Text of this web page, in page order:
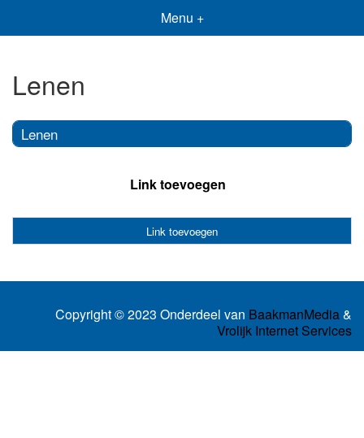
Menu +
Lenen
Lenen
Link toevoegen
Link toevoegen
Copyright © 2023 Onderdeel van BaakmanMedia&
Vrolijk Internet Services